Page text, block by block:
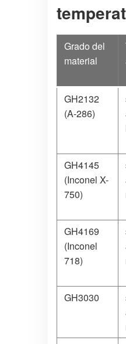
Grado del
material
GH2132
(A-286)
GH4145
(Inconel X-
750)
GH4169
(Inconel
718)
GH3030